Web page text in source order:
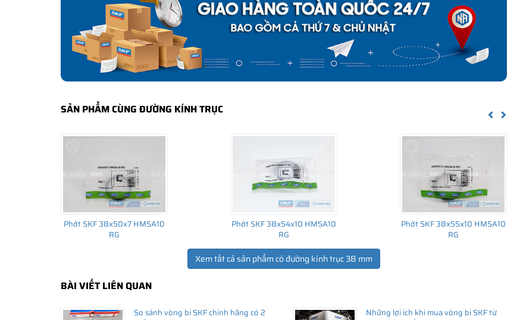
dụng công nghiệp. SKF có thể cung cấp các giải pháp làm kín cho khách hàng từ thiết kế đến sản xuất số lượng lớn, từ
lắp cho thiết bị ban đầu đến thị trường thay thế sau đó.
SẢN PHẨM CÙNG ĐƯỜNG KÍNH TRỤC Previous
Phớt SKF 38x50x7 HMSA10
RG
Phớt SKF 38x54x10 HMSA10
RG
Phớt SKF 38x55x10 HMSA10
RG
Xem tất cả sản phẩm có đường kính trục 38 mm
BÀI VIẾT LIÊN QUAN
So sánh vòng bi SKF chính hãng có 2
Những lợi ích khi mua vòng bi SKF từ